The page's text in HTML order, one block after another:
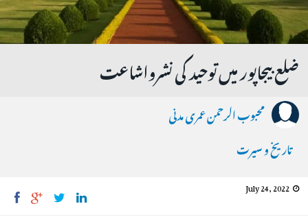
ضلع بیجاپور میں توحید کی نشرواشاعت
محبوب الرحمن عمری مدنی
تاریخ و سیرت
July 24, 2022